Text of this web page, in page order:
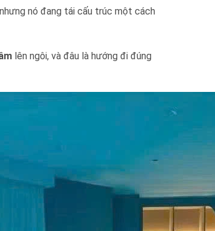
nó đang tái cấu trúc một cách
lên ngôi, và đâu là hướng đi đúng